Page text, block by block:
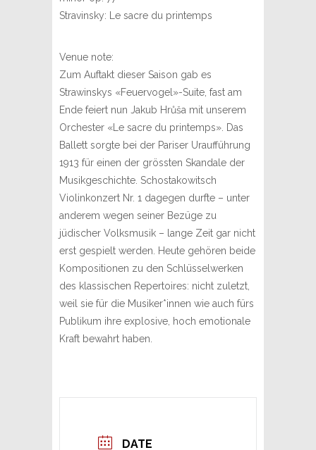
Stravinsky: Le sacre du printemps
Venue note:
Zum Auftakt dieser Saison gab es
Strawinskys «Feuervogel»-Suite, fast am
Ende feiert nun Jakub Hrůša mit unserem
Orchester «Le sacre du printemps». Das
Ballett sorgte bei der Pariser Uraufführung
1913 für einen der grössten Skandale der
Musikgeschichte. Schostakowitsch
Violinkonzert Nr. 1 dagegen durfte – unter
anderem wegen seiner Bezüge zu
jüdischer Volksmusik – lange Zeit gar nicht
erst gespielt werden. Heute gehören beide
Kompositionen zu den Schlüsselwerken
des klassischen Repertoires: nicht zuletzt,
weil sie für die Musiker*innen wie auch fürs
Publikum ihre explosive, hoch emotionale
Kraft bewahrt haben.
DATE